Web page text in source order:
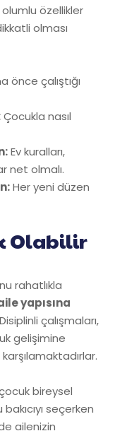
özellikler
olması
önce çalıştığı
Çocukla nasıl
Ev kuralları,
net olmalı.
Her yeni düzen
Olabilir
rahatlıkla
yapısına
Disiplinli çalışmaları,
gelişimine
bireysel
seçerken
ailenizin